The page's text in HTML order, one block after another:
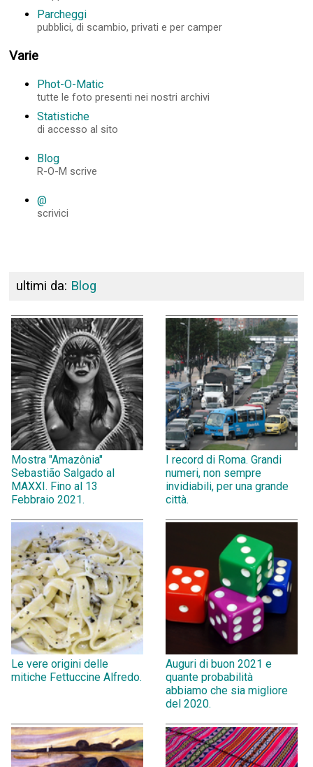
Parcheggi
pubblici, di scambio, privati e per camper
Varie
Phot-O-Matic
tutte le foto presenti nei nostri archivi
Statistiche
di accesso al sito
Blog
R-O-M scrive
@
scrivici
ultimi da: Blog
Mostra "Amazônia"
Sebastião Salgado al
MAXXI. Fino al 13
Febbraio 2021.
I record di Roma. Grandi
numeri, non sempre
invidiabili, per una grande
città.
Le vere origini delle
mitiche Fettuccine Alfredo.
Auguri di buon 2021 e
quante probabilità
abbiamo che sia migliore
del 2020.